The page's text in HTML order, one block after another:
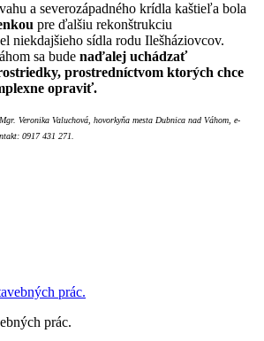
a severozápadného krídla kaštieľa bola
pre ďalšiu rekonštrukciu
niekdajšieho sídla rodu Ilešháziovcov.
sa bude naďalej uchádzať
prostredníctvom ktorých chce
opraviť.
Mgr. Veronika Valuchová, hovorkyňa mesta Dubnica nad Váhom, e-
0917 431 271.
prác.